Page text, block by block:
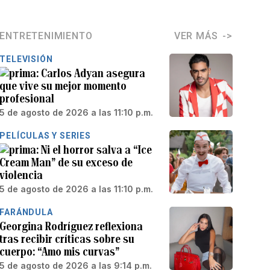
ENTRETENIMIENTO VER MÁS
TELEVISIÓN
Carlos Adyan asegura
que vive su mejor momento
profesional
5 de agosto de 2026 a las 11:10 p.m.
PELÍCULAS Y SERIES
Ni el horror salva a “Ice
Cream Man” de su exceso de
violencia
5 de agosto de 2026 a las 11:10 p.m.
FARÁNDULA
Georgina Rodríguez reflexiona
tras recibir críticas sobre su
cuerpo: “Amo mis curvas”
5 de agosto de 2026 a las 9:14 p.m.